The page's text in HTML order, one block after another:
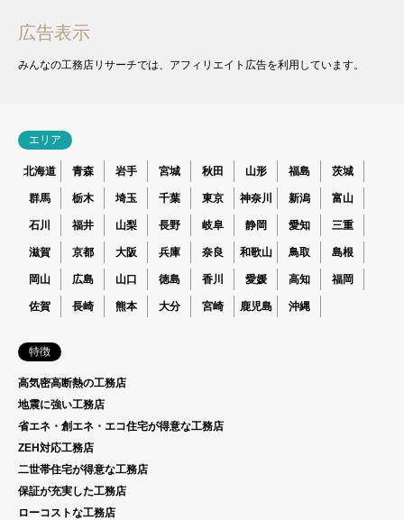
広告表示
みんなの工務店リサーチでは、アフィリエイト広告を利用しています。
エリア
北海道 青森 岩手 宮城 秋田 山形 福島 茨城
群馬 栃木 埼玉 千葉 東京 神奈川 新潟 富山
石川 福井 山梨 長野 岐阜 静岡 愛知 三重
滋賀 京都 大阪 兵庫 奈良 和歌山 鳥取 島根
岡山 広島 山口 徳島 香川 愛媛 高知 福岡
佐賀 長崎 熊本 大分 宮崎 鹿児島 沖縄
特徴
高気密高断熱の工務店
地震に強い工務店
省エネ・創エネ・エコ住宅が得意な工務店
ZEH対応工務店
二世帯住宅が得意な工務店
保証が充実した工務店
ローコストな工務店